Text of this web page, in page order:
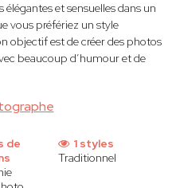
et sensuelles dans un
vous préfériez un style
objectif est de créer des photos
beaucoup d’humour et de
de
1 styles
Traditionnel